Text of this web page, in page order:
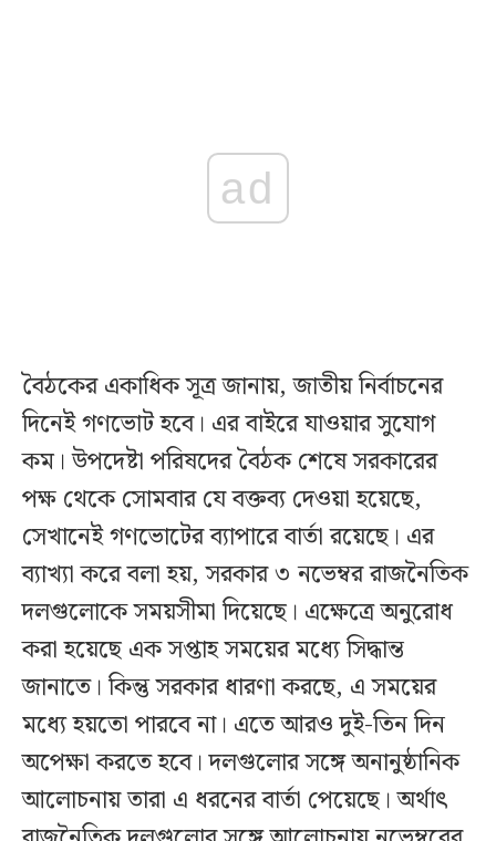
ad
বৈঠকের একাধিক সূত্র জানায়, জাতীয় নির্বাচনের
দিনেই গণভোট হবে। এর বাইরে যাওয়ার সুযোগ
কম। উপদেষ্টা পরিষদের বৈঠক শেষে সরকারের
পক্ষ থেকে সোমবার যে বক্তব্য দেওয়া হয়েছে,
সেখানেই গণভোটের ব্যাপারে বার্তা রয়েছে। এর
ব্যাখ্যা করে বলা হয়, সরকার ৩ নভেম্বর রাজনৈতিক
দলগুলোকে সময়সীমা দিয়েছে। এক্ষেত্রে অনুরোধ
করা হয়েছে এক সপ্তাহ সময়ের মধ্যে সিদ্ধান্ত
জানাতে। কিন্তু সরকার ধারণা করছে, এ সময়ের
মধ্যে হয়তো পারবে না। এতে আরও দুই-তিন দিন
অপেক্ষা করতে হবে। দলগুলোর সঙ্গে অনানুষ্ঠানিক
আলোচনায় তারা এ ধরনের বার্তা পেয়েছে। অর্থাৎ